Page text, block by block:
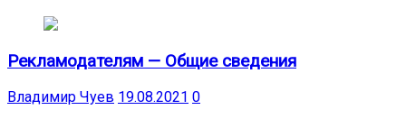
Рекламодателям — Общие сведения
Владимир Чуев 19.08.2021 0